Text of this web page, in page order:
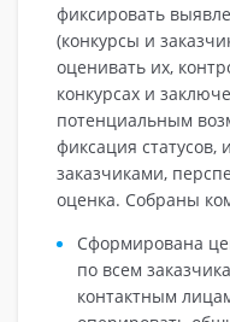
фиксировать
(конкурсы и
оценивать их,
конкурсах и
потенциальным
фиксация статусов,
заказчиками,
оценка. Собраны
Сформирована
по всем
контактным